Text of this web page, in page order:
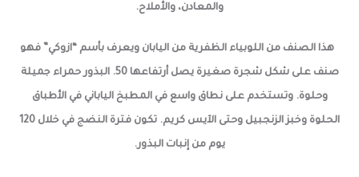
والمعادن، والأملاح.
هذا الصنف من اللوبياء الظفرية من اليابان ويعرف بأسم “ازوكي” فهو
صنف على شكل شجرة صغيرة يصل أرتفاعها 50. البذور حمراء جميلة
وحلوة. وتستخدم على نطاق واسع في المطبخ الياباني في الأطباق
الحلوة وخبز الزنجبيل وحتى الآيس كريم. تكون فترة النضج في خلال 120
يوم من إنبات البذور.